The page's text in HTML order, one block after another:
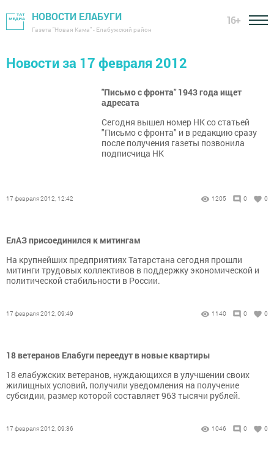
НОВОСТИ ЕЛАБУГИ
Газета "Новая Кама" - Елабужский район
16+
Новости за 17 февраля 2012
"Письмо с фронта" 1943 года ищет
адресата
Сегодня вышел номер НК со статьей
"Письмо с фронта" и в редакцию сразу
после получения газеты позвонила
подписчица НК
17 февраля 2012, 12:42 1205 0 0
ЕлАЗ присоединился к митингам
На крупнейших предприятиях Татарстана сегодня прошли
митинги трудовых коллективов в поддержку экономической и
политической стабильности в России.
17 февраля 2012, 09:49 1140 0 0
18 ветеранов Елабуги переедут в новые квартиры
18 елабужских ветеранов, нуждающихся в улучшении своих
жилищных условий, получили уведомления на получение
субсидии, размер которой составляет 963 тысячи рублей.
17 февраля 2012, 09:36 1046 0 0